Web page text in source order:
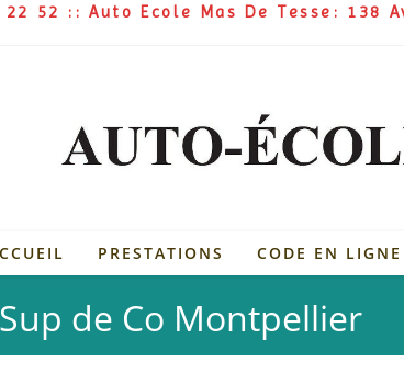
52 :: Auto Ecole Mas De Tesse: 138
PRESTATIONS CODE EN LIGNE
de Co Montpellier